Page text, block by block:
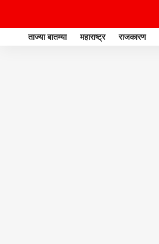
ताज्या बातम्या महाराष्ट्र राजकारण